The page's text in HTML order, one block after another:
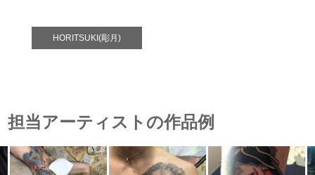
HORITSUKI(彫月)
担当アーティストの作品例